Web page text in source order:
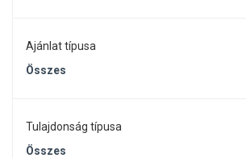
Ajánlat típusa
Összes
Tulajdonság típusa
Összes